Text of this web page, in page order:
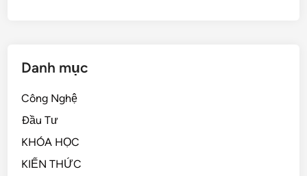
Danh mục
Công Nghệ
Đầu Tư
KHÓA HỌC
KIẾN THỨC